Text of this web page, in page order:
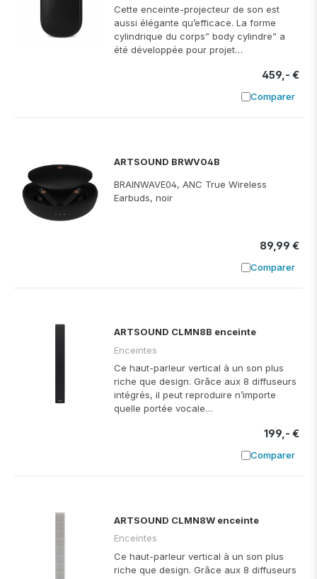
Cette enceinte-projecteur de son est
aussi élégante qu’efficace. La forme
cylindrique du corps” body cylindre” a
été développée pour projet…
459,- €
Comparer
Ajouter à
ARTSOUND BRWV04B
BRAINWAVE04, ANC True Wireless
Earbuds, noir
89,99 €
Comparer
Ajouter à
ARTSOUND CLMN8B enceinte
Enceintes
Ce haut-parleur vertical à un son plus
riche que design. Grâce aux 8 diffuseurs
intégrés, il peut reproduire n’importe
quelle portée vocale…
199,- €
Comparer
Ajouter à
ARTSOUND CLMN8W enceinte
Enceintes
Ce haut-parleur vertical à un son plus
riche que design. Grâce aux 8 diffuseurs